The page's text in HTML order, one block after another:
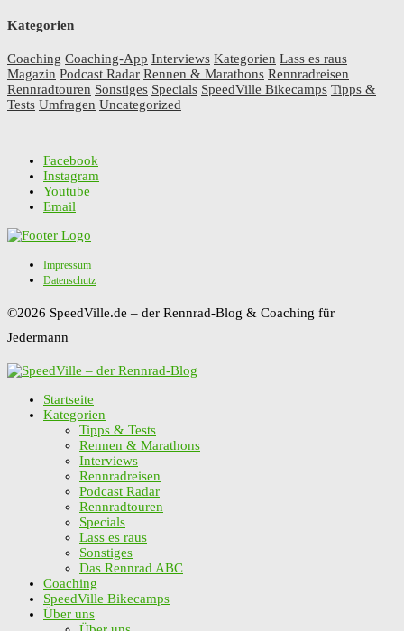
Kategorien
Coaching Coaching-App Interviews Kategorien Lass es raus
Magazin Podcast Radar Rennen & Marathons Rennradreisen
Rennradtouren Sonstiges Specials SpeedVille Bikecamps Tipps &
Tests Umfragen Uncategorized
Facebook
Instagram
Youtube
Email
Impressum
Datenschutz
©2026 SpeedVille.de – der Rennrad-Blog & Coaching für
Jedermann
Startseite
Kategorien
Tipps & Tests
Rennen & Marathons
Interviews
Rennradreisen
Podcast Radar
Rennradtouren
Specials
Lass es raus
Sonstiges
Das Rennrad ABC
Coaching
SpeedVille Bikecamps
Über uns